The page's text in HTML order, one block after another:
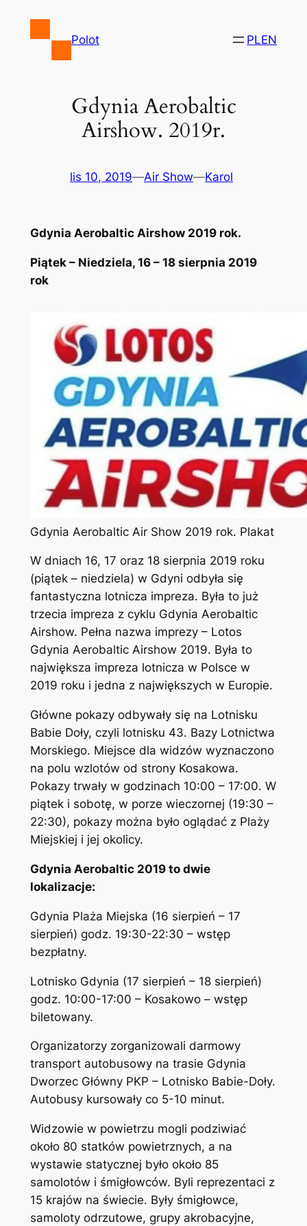
Polot PLEN
Gdynia Aerobaltic
Airshow. 2019r.
lis 10, 2019—Air Show—Karol
Gdynia Aerobaltic Airshow 2019 rok.
Piątek – Niedziela, 16 – 18 sierpnia 2019
rok
Gdynia Aerobaltic Air Show 2019 rok. Plakat
W dniach 16, 17 oraz 18 sierpnia 2019 roku
(piątek – niedziela) w Gdyni odbyła się
fantastyczna lotnicza impreza. Była to już
trzecia impreza z cyklu Gdynia Aerobaltic
Airshow. Pełna nazwa imprezy – Lotos
Gdynia Aerobaltic Airshow 2019. Była to
największa impreza lotnicza w Polsce w
2019 roku i jedna z największych w Europie.
Główne pokazy odbywały się na Lotnisku
Babie Doły, czyli lotnisku 43. Bazy Lotnictwa
Morskiego. Miejsce dla widzów wyznaczono
na polu wzlotów od strony Kosakowa.
Pokazy trwały w godzinach 10:00 – 17:00. W
piątek i sobotę, w porze wieczornej (19:30 –
22:30), pokazy można było oglądać z Plaży
Miejskiej i jej okolicy.
Gdynia Aerobaltic 2019 to dwie
lokalizacje:
Gdynia Plaża Miejska (16 sierpień – 17
sierpień) godz. 19:30-22:30 – wstęp
bezpłatny.
Lotnisko Gdynia (17 sierpień – 18 sierpień)
godz. 10:00-17:00 – Kosakowo – wstęp
biletowany.
Organizatorzy zorganizowali darmowy
transport autobusowy na trasie Gdynia
Dworzec Główny PKP – Lotnisko Babie-Doły.
Autobusy kursowały co 5-10 minut.
Widzowie w powietrzu mogli podziwiać
około 80 statków powietrznych, a na
wystawie statycznej było około 85
samolotów i śmigłowców. Byli reprezentaci z
15 krajów na świecie. Były śmigłowce,
samoloty odrzutowe, grupy akrobacyjne,